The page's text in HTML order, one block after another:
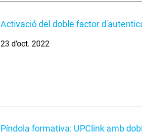
Activació del doble factor
23 d’oct. 2022
Píndola formativa: UPClink amb